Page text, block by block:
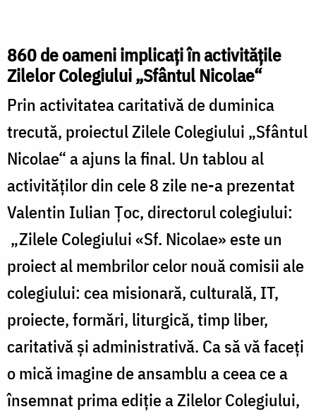
860 de oameni implicaţi în activităţile
Zilelor Colegiului „Sfântul Nicolae“
Prin activitatea caritativă de duminica
trecută, proiectul Zilele Colegiului „Sfântul
Nicolae“ a ajuns la final. Un tablou al
activităţilor din cele 8 zile ne-a prezentat
Valentin Iulian Ţoc, directorul colegiului:
„Zilele Colegiului «Sf. Nicolae» este un
proiect al membrilor celor nouă comisii ale
colegiului: cea misionară, culturală, IT,
proiecte, formări, liturgică, timp liber,
caritativă şi administrativă. Ca să vă faceţi
o mică imagine de ansamblu a ceea ce a
însemnat prima ediţie a Zilelor Colegiului,